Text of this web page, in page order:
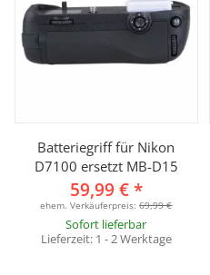
Batteriegriff für Nikon
D7100 ersetzt MB-D15
59,99 €*
ehem. Verkäuferpreis:69,99 €
Sofort lieferbar
Lieferzeit: 1 - 2 Werktage